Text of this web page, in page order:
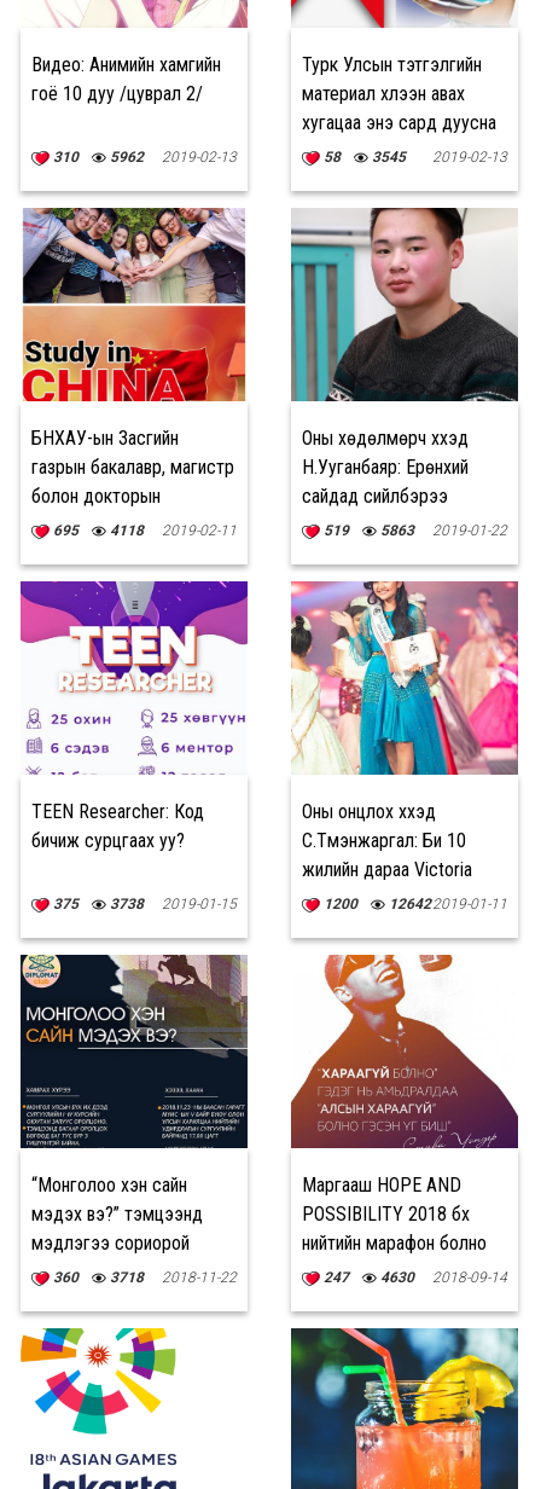
Видео: Анимийн хамгийн
гоё 10 дуу /цуврал 2/
310 5962 2019-02-13
Турк Улсын тэтгэлгийн
материал хүлээн авах
хугацаа энэ сард дуусна
58 3545 2019-02-13
БНХАУ-ын Засгийн
газрын бакалавр, магистр
болон докторын
тэтгэлэгт хөтөлбөр
695 4118 2019-02-11
Оны хөдөлмөрч хүүхэд
Н.Ууганбаяр: Ерөнхий
сайдад сийлбэрээ
өгөхдөө өөрөөрөө
519 5863 2019-01-22
TEEN Researcher: Код
бичиж сурцгаах уу?
375 3738 2019-01-15
Оны онцлох хүүхэд
С.Түмэнжаргал: Би 10
жилийн дараа Victoria
Secret-ын тайзан дээр
1200 126422019-01-11
“Монголоо хэн сайн
мэдэх вэ?” тэмцээнд
мэдлэгээ сориорой
360 3718 2018-11-22
Маргааш HOPE AND
POSSIBILITY 2018 бүх
нийтийн марафон болно
247 4630 2018-09-14